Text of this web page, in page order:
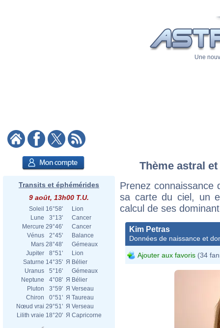
Une
Transits et éphémérides
9 août, 13h00 T.U.
Soleil 16°58'
Lion
Lune
3°13'
Cancer
Mercure 29°46'
Cancer
Vénus
2°45'
Balance
Mars 28°48'
Gémeaux
Jupiter
8°51'
Lion
Saturne 14°35' Я Bélier
Uranus
5°16'
Gémeaux
Neptune
4°08' Я Bélier
Pluton
3°59' Я Verseau
Chiron
0°51' Я Taureau
Nœud vrai 29°51' Я Verseau
Lilith vraie 18°20' Я Capricorne
Thème astral
Prenez connaissance
sa carte du ciel, un
calcul de ses
Kim Petras
Données de naissance et
Ajouter aux favoris (34